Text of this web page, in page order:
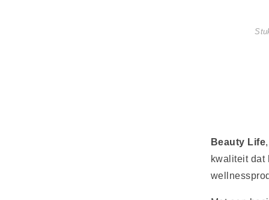
Beauty Life
kwaliteit dat